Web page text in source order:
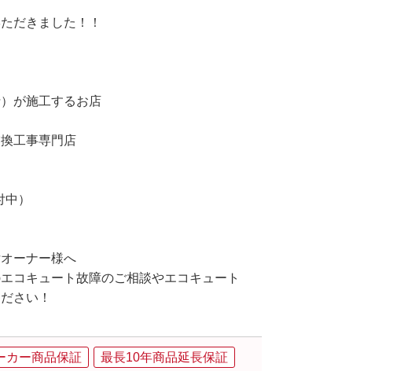
だきました！！
が施工するお店
工事専門店
）
ーナー様へ
コキュート故障のご相談やエコキュート
さい！
カー商品保証 最長10年商品延長保証